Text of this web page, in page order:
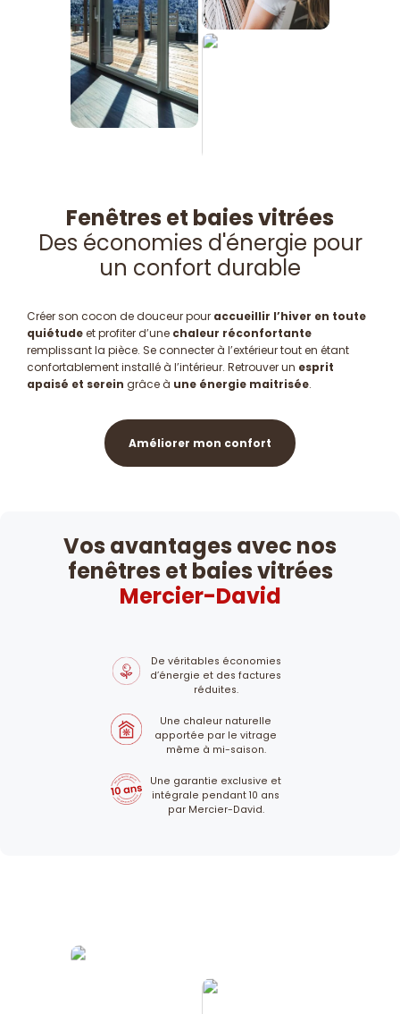
Fenêtres et baies vitrées
Des économies d'énergie pour
un confort durable
Créer son cocon de douceur pour accueillir l’hiver en toute
quiétudeet profiter d’une chaleur réconfortante
remplissant la pièce. Se connecter à l’extérieur tout en étant
confortablement installé à l’intérieur. Retrouver un esprit
apaisé et serein grâce à une énergie maitrisée.
Améliorer mon confort
Vos avantages avec nos
fenêtres et baies vitrées
Mercier-David
De véritables économies
d’énergie et des factures
réduites.
Une chaleur naturelle
apportée par le vitrage
même à mi-saison.
Une garantie exclusive et
intégrale pendant 10 ans
par Mercier-David.